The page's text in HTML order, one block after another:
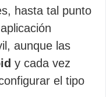
hasta tal punto
aunque las
y cada vez
el tipo